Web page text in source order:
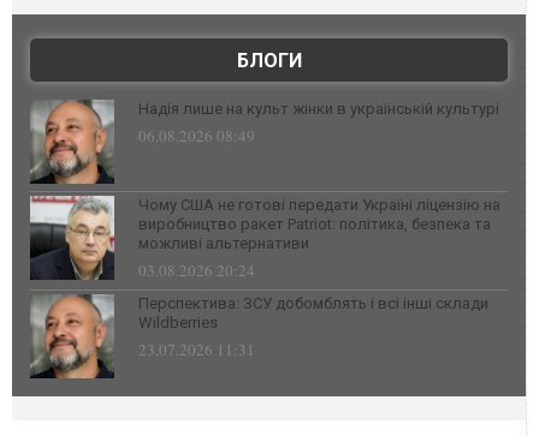
БЛОГИ
Надія лише на культ жінки в українській культурі
06.08.2026 08:49
Чому США не готові передати Україні ліцензію на
виробництво ракет Patriot: політика, безпека та
можливі альтернативи
03.08.2026 20:24
Перспектива: ЗСУ добомблять і всі інші склади
Wildberries
23.07.2026 11:31